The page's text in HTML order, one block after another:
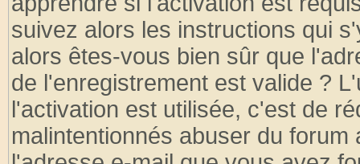
suivez alors les instructions qui
alors êtes-vous bien sûr que
de l'enregistrement est valide ?
l'activation est utilisée, c'est de
malintentionnés abuser du